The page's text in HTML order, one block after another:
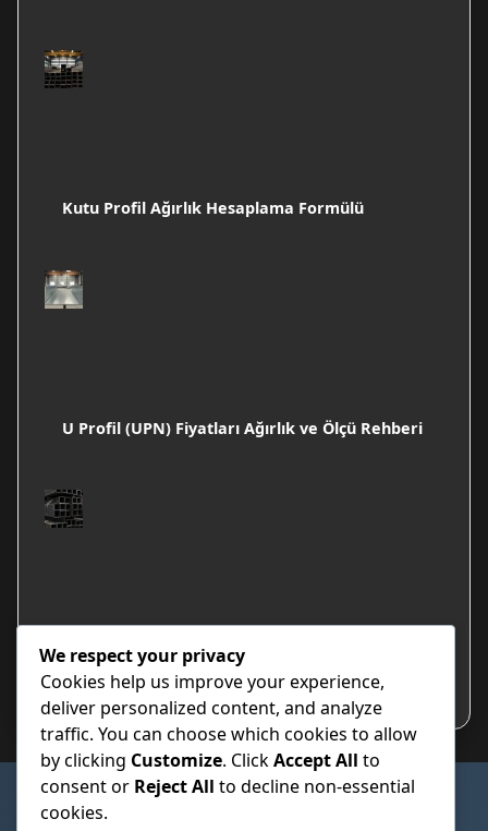
Kutu Profil Ağırlık Hesaplama Formülü
U Profil (UPN) Fiyatları Ağırlık ve Ölçü Rehberi
Kutu Profil Paket Adetleri
SAYFALAR
We respect your privacy
Cookies help us improve your experience,
deliver personalized content, and analyze
traffic. You can choose which cookies to allow
by clicking Customize. ClickAccept All to
consent or Reject All to decline non-essential
cookies.